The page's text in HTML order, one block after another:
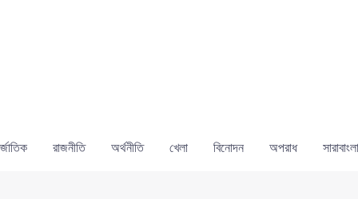
রাজনীতি অর্থনীতি খেলা বিনোদন অপরাধ সারাবাংলা